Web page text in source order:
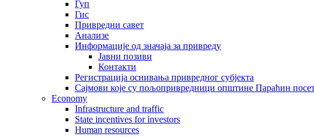
Гуп
Гис
Привредни савет
Aнализе
Информације од значаја за привреду
Јавни позиви
Контакти
Регистрација оснивања привредног субјекта
Сајмови које су пољопривредници општине Параћин
Economy
Infrastructure and traffic
State incentives for investors
Human resources